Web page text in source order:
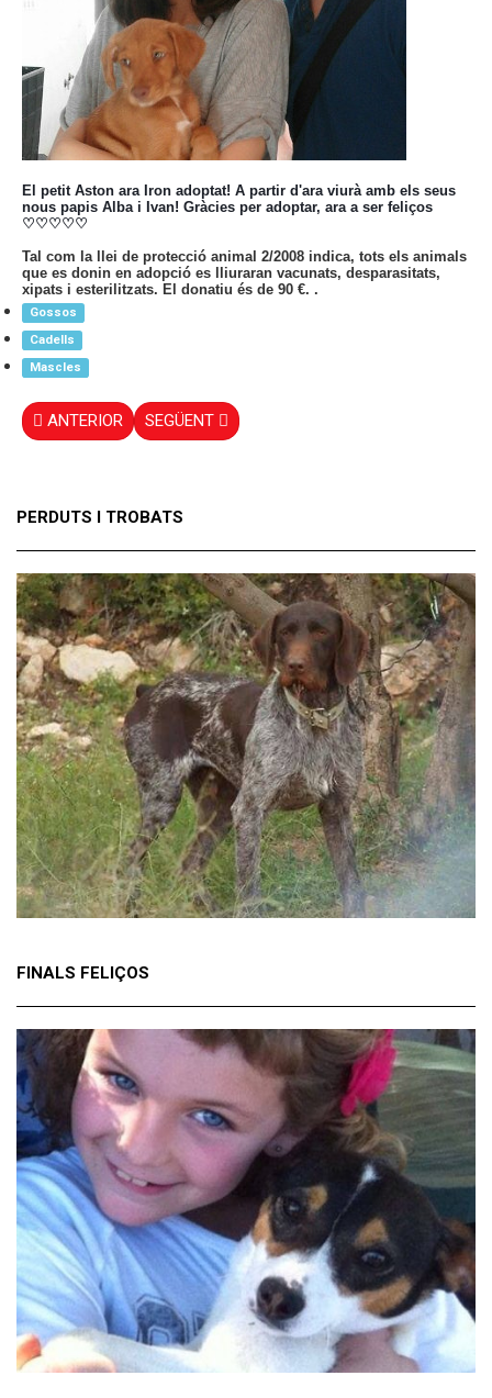
El petit Aston ara Iron adoptat! A partir d'ara viurà amb els seus
nous papis Alba i Ivan! Gràcies per adoptar, ara a ser feliços
♡♡♡♡♡
Tal com la llei de protecció animal 2/2008 indica, tots els animals
que es donin en adopció es lliuraran vacunats, desparasitats,
xipats i esterilitzats. El donatiu és de 90 €. .
Gossos
Cadells
Mascles
ANTERIOR SEGÜENT
PERDUTS I TROBATS
FINALS FELIÇOS